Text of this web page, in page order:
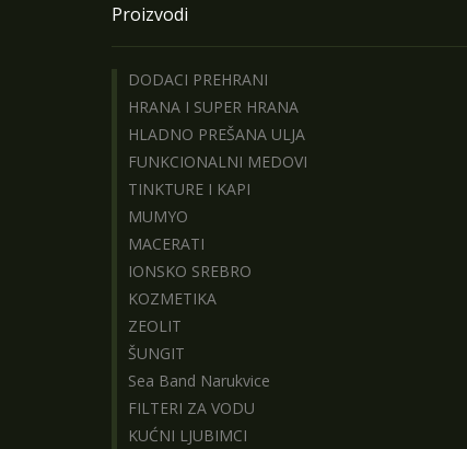
Proizvodi
DODACI PREHRANI
HRANA I SUPER HRANA
HLADNO PREŠANA ULJA
FUNKCIONALNI MEDOVI
TINKTURE I KAPI
MUMYO
MACERATI
IONSKO SREBRO
KOZMETIKA
ZEOLIT
ŠUNGIT
Sea Band Narukvice
FILTERI ZA VODU
KUĆNI LJUBIMCI